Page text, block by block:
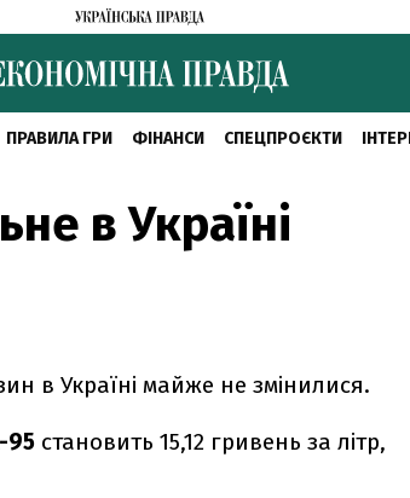
ПРАВИЛА ГРИ ФІНАНСИ СПЕЦПРОЄКТИ
в Україні
в Україні майже не змінилися.
95 становить 15,12 гривень за літр,